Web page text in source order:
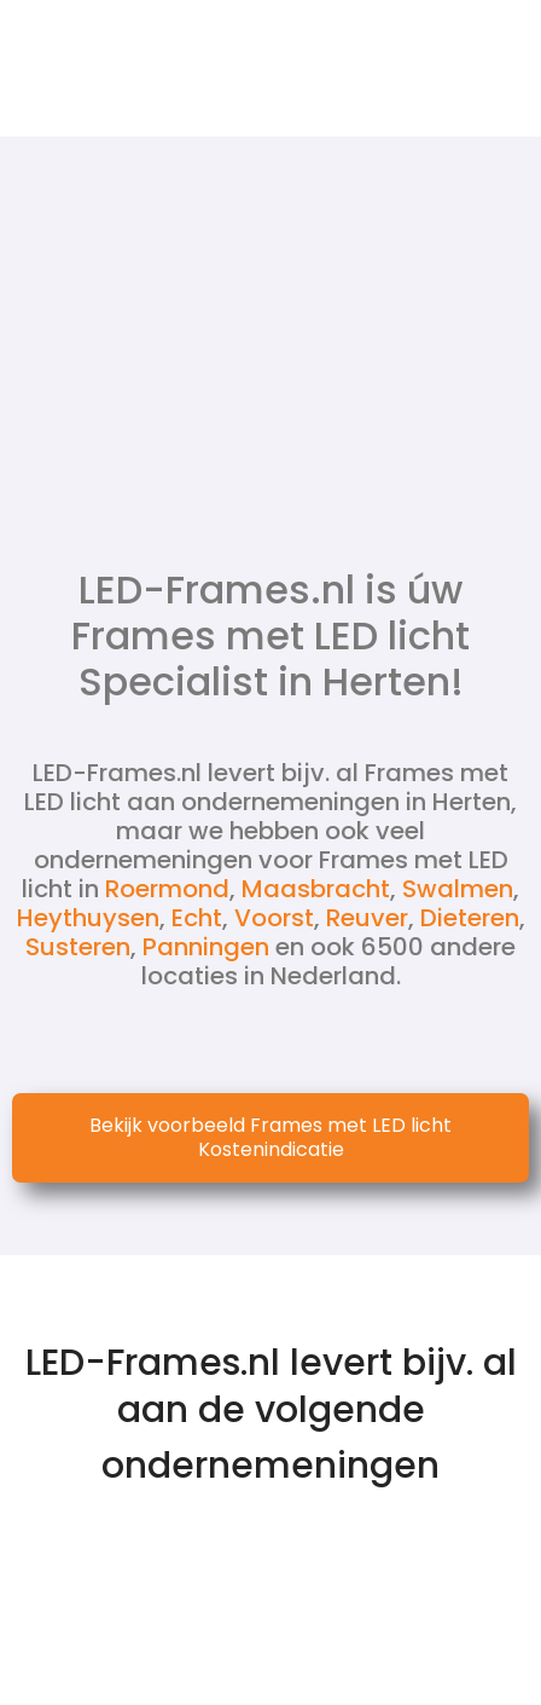
LED-Frames.nl is úw
Frames met LED licht
Specialist in Herten!
LED-Frames.nl levert bijv. al Frames met
LED licht aan ondernemeningen in Herten,
maar we hebben ook veel
ondernemeningen voor Frames met LED
licht in Roermond, Maasbracht, Swalmen,
Heythuysen, Echt, Voorst, Reuver, Dieteren,
Susteren, Panningen en ook 6500 andere
locaties in Nederland.
Bekijk voorbeeld Frames met LED licht
Kostenindicatie
LED-Frames.nl levert bijv. al
aan de volgende
ondernemeningen